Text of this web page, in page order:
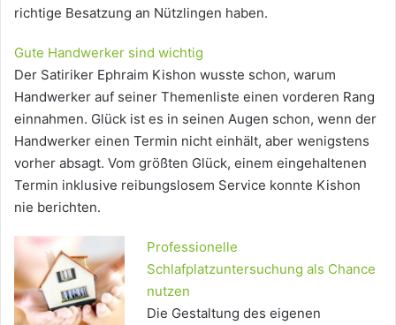
richtige Besatzung an Nützlingen haben.
Gute Handwerker sind wichtig
Der Satiriker Ephraim Kishon wusste schon, warum
Handwerker auf seiner Themenliste einen vorderen Rang
einnahmen. Glück ist es in seinen Augen schon, wenn der
Handwerker einen Termin nicht einhält, aber wenigstens
vorher absagt. Vom größten Glück, einem eingehaltenen
Termin inklusive reibungslosem Service konnte Kishon
nie berichten.
Professionelle
Schlafplatzuntersuchung als Chance
nutzen
Die Gestaltung des eigenen